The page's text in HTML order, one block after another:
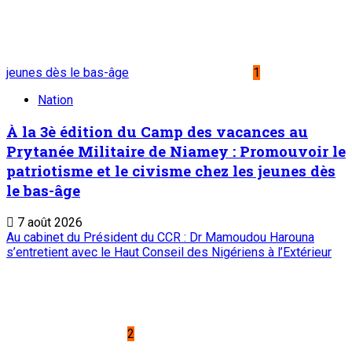
jeunes dès le bas-âge
1
Nation
À la 3è édition du Camp des vacances au
Prytanée Militaire de Niamey : Promouvoir le
patriotisme et le civisme chez les jeunes dès
le bas-âge
7 août 2026
Au cabinet du Président du CCR : Dr Mamoudou Harouna
s’entretient avec le Haut Conseil des Nigériens à l’Extérieur
2